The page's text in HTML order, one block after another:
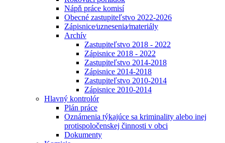
Nápň práce komisí
Obecné zastupiteľstvo 2022-2026
Zápisnice⁄uznesenia⁄materiály
Archív
Zastupiteľstvo 2018 - 2022
Zápisnice 2018 - 2022
Zastupiteľstvo 2014-2018
Zápisnice 2014-2018
Zastupiteľstvo 2010-2014
Zápisnice 2010-2014
Hlavný kontrolór
Plán práce
Oznámenia týkajúce sa kriminality alebo inej
protispoločenskej činnosti v obci
Dokumenty